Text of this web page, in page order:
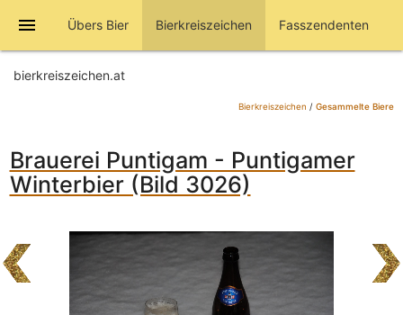
menu Übers Bier Bierkreiszeichen Fasszendenten
bierkreiszeichen.at
Bierkreiszeichen / Gesammelte Biere
Brauerei Puntigam - Puntigamer
Winterbier (Bild 3026)